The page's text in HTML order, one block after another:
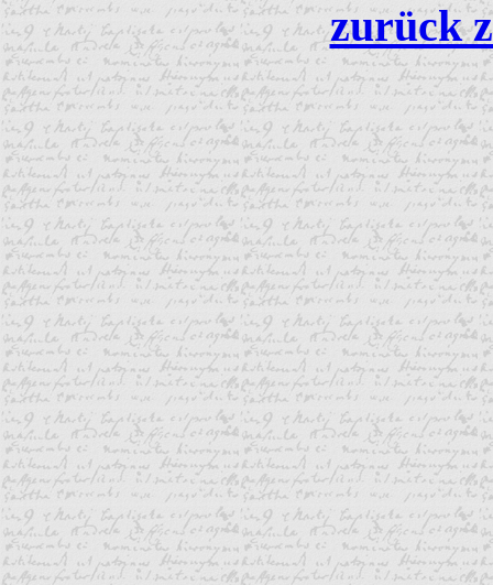
zurück